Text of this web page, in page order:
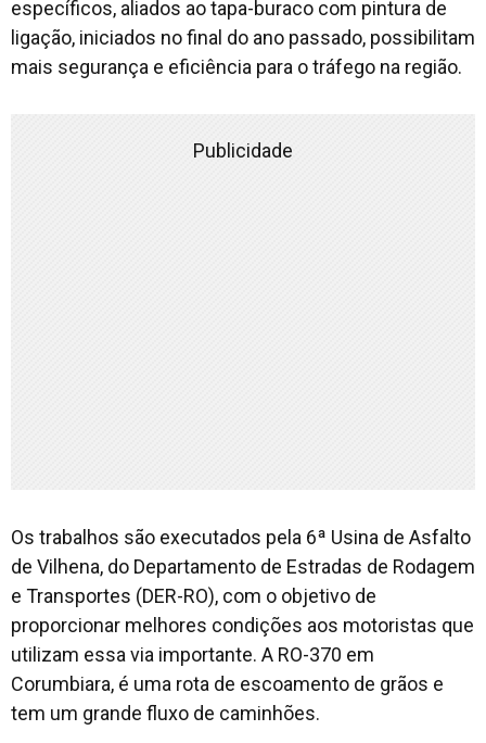
específicos, aliados ao tapa-buraco com pintura de
ligação, iniciados no final do ano passado, possibilitam
mais segurança e eficiência para o tráfego na região.
Publicidade
Os trabalhos são executados pela 6ª Usina de Asfalto
de Vilhena, do Departamento de Estradas de Rodagem
e Transportes (DER-RO), com o objetivo de
proporcionar melhores condições aos motoristas que
utilizam essa via importante. A RO-370 em
Corumbiara, é uma rota de escoamento de grãos e
tem um grande fluxo de caminhões.